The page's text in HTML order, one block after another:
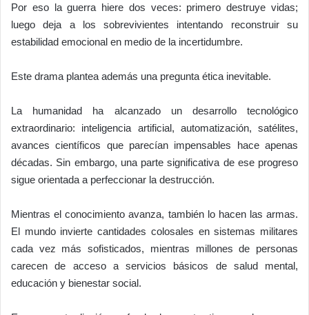
Por eso la guerra hiere dos veces: primero destruye vidas;
luego deja a los sobrevivientes intentando reconstruir su
estabilidad emocional en medio de la incertidumbre.
Este drama plantea además una pregunta ética inevitable.
La humanidad ha alcanzado un desarrollo tecnológico
extraordinario: inteligencia artificial, automatización, satélites,
avances científicos que parecían impensables hace apenas
décadas. Sin embargo, una parte significativa de ese progreso
sigue orientada a perfeccionar la destrucción.
Mientras el conocimiento avanza, también lo hacen las armas.
El mundo invierte cantidades colosales en sistemas militares
cada vez más sofisticados, mientras millones de personas
carecen de acceso a servicios básicos de salud mental,
educación y bienestar social.